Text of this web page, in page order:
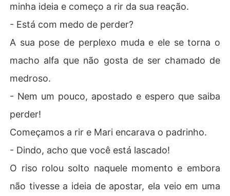
minha ideia e começo a rir da sua reação.
- Está com medo de perder?
A sua pose de perplexo muda e ele se torna o
macho alfa que não gosta de ser chamado de
medroso.
- Nem um pouco, apostado e espero que saiba
perder!
Começamos a rir e Mari encarava o padrinho.
- Dindo, acho que você está lascado!
O riso rolou solto naquele momento e embora
não tivesse a ideia de apostar, ela veio em uma